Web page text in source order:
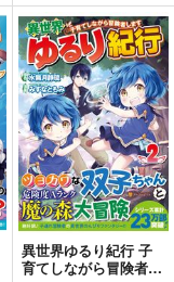
異世界ゆるり紀行 子
育てしながら冒険者し